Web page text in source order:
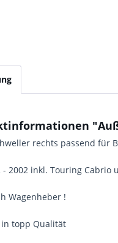
rechts passend für
- 2002 inkl. Touring Cabrio
Wagenheber !
topp Qualität